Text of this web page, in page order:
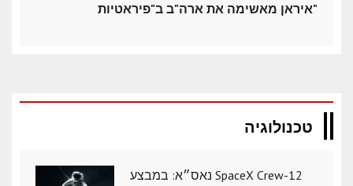
איראן מאשימה את ארה"ב ב"פיראטיות"
טכנולוגיה
נאס״א: במבצע SpaceX Crew-12